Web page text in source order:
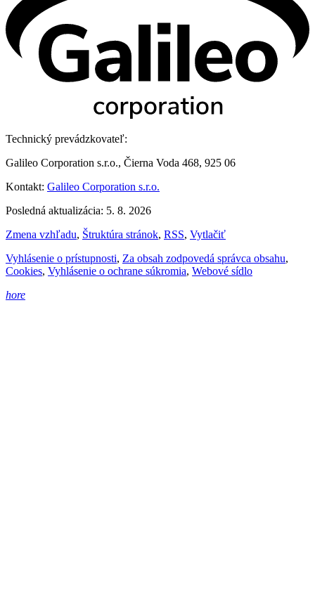
Technický prevádzkovateľ:
Galileo Corporation s.r.o., Čierna Voda 468, 925 06
Kontakt: Galileo Corporation s.r.o.
Posledná aktualizácia: 5. 8. 2026
Zmena vzhľadu, Štruktúra stránok, RSS, Vytlačiť
Vyhlásenie o prístupnosti, Za obsah zodpovedá správca obsahu,
Cookies, Vyhlásenie o ochrane súkromia, Webové sídlo
hore